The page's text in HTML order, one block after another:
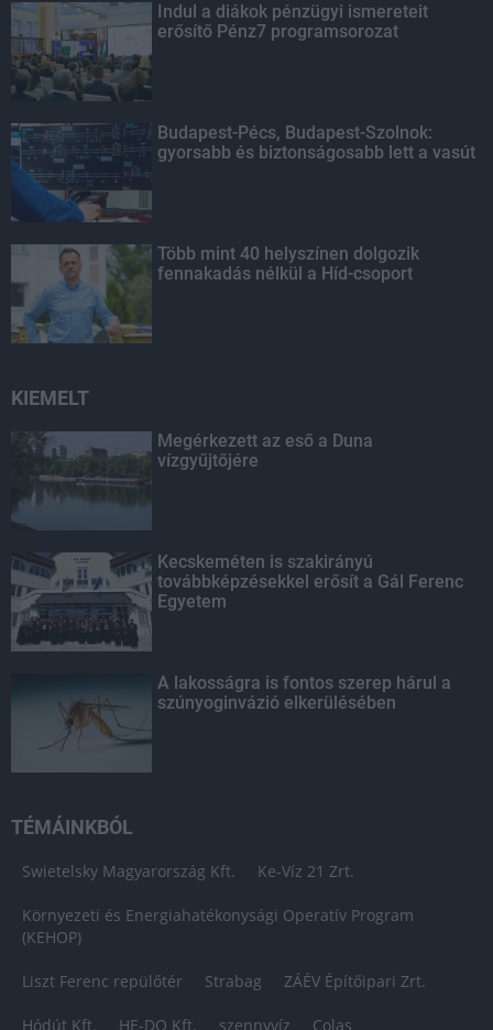
Indul a diákok pénzügyi ismereteit
erősítő Pénz7 programsorozat
Budapest-Pécs, Budapest-Szolnok:
gyorsabb és biztonságosabb lett a vasút
Több mint 40 helyszínen dolgozik
fennakadás nélkül a Híd-csoport
KIEMELT
Megérkezett az eső a Duna
vízgyűjtőjére
Kecskeméten is szakirányú
továbbképzésekkel erősít a Gál Ferenc
Egyetem
A lakosságra is fontos szerep hárul a
szúnyoginvázió elkerülésében
TÉMÁINKBÓL
Swietelsky Magyarország Kft. Ke-Víz 21 Zrt.
Környezeti és Energiahatékonysági Operatív Program
(KEHOP)
Liszt Ferenc repülőtér Strabag ZÁÉV Építőipari Zrt.
Hódút Kft. HE-DO Kft. szennyvíz Colas